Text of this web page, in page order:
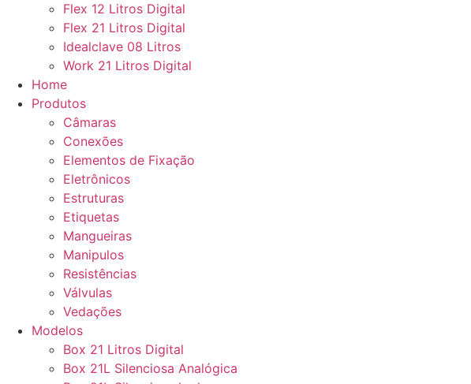
Flex 12 Litros Digital
Flex 21 Litros Digital
Idealclave 08 Litros
Work 21 Litros Digital
Home
Produtos
Câmaras
Conexões
Elementos de Fixação
Eletrônicos
Estruturas
Etiquetas
Mangueiras
Manipulos
Resistências
Válvulas
Vedações
Modelos
Box 21 Litros Digital
Box 21L Silenciosa Analógica